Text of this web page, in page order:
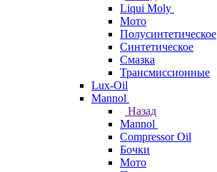
Liqui Moly
Мото
Полусинтетическое
Синтетическое
Смазка
Трансмиссионные
Lux-Oil
Mannol
Назад
Mannol
Compressor Oil
Бочки
Мото